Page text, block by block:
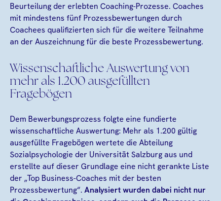
Beurteilung der erlebten Coaching-Prozesse. Coaches
mit mindestens fünf Prozessbewertungen durch
Coachees qualifizierten sich für die weitere Teilnahme
an der Auszeichnung für die beste Prozessbewertung.
Wissenschaftliche Auswertung von
mehr als 1.200 ausgefüllten
Fragebögen
Dem Bewerbungsprozess folgte eine fundierte
wissenschaftliche Auswertung: Mehr als 1.200 gültig
ausgefüllte Fragebögen wertete die Abteilung
Sozialpsychologie der Universität Salzburg aus und
erstellte auf dieser Grundlage eine nicht gerankte Liste
der „Top Business-Coaches mit der besten
Prozessbewertung“. Analysiert wurden dabei nicht nur